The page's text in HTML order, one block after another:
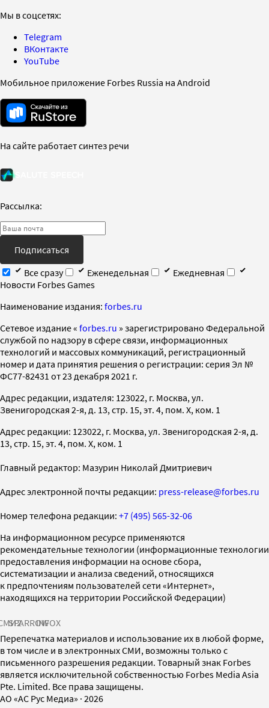
Мы в соцсетях:
Telegram
ВКонтакте
YouTube
Мобильное приложение Forbes Russia на Android
На сайте работает синтез речи
Рассылка:
Подписаться
Все сразу
Еженедельная
Ежедневная
Новости Forbes Games
Наименование издания: forbes.ru
Cетевое издание « forbes.ru » зарегистрировано Федеральной
службой по надзору в сфере связи, информационных
технологий и массовых коммуникаций, регистрационный
номер и дата принятия решения о регистрации: серия Эл №
ФС77-82431 от 23 декабря 2021 г.
Адрес редакции, издателя: 123022, г. Москва, ул.
Звенигородская 2-я, д. 13, стр. 15, эт. 4, пом. X, ком. 1
Адрес редакции: 123022, г. Москва, ул. Звенигородская 2-я, д.
13, стр. 15, эт. 4, пом. X, ком. 1
Главный редактор: Мазурин Николай Дмитриевич
Адрес электронной почты редакции: press-release@forbes.ru
Номер телефона редакции: +7 (495) 565-32-06
На информационном ресурсе применяются
рекомендательные технологии (информационные технологии
предоставления информации на основе сбора,
систематизации и анализа сведений, относящихся
к предпочтениям пользователей сети «Интернет»,
находящихся на территории Российской Федерации)
SPARROWINFOX
Перепечатка материалов и использование их в любой форме,
в том числе и в электронных СМИ, возможны только с
письменного разрешения редакции. Товарный знак Forbes
является исключительной собственностью Forbes Media Asia
Pte. Limited. Все права защищены.
AO «АС Рус Медиа» · 2026